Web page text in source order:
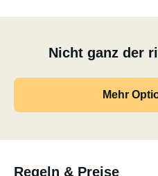
Nicht ganz der
Mehr
Regeln & Preise